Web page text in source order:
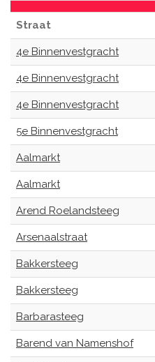
Straat
4e Binnenvestgracht
4e Binnenvestgracht
4e Binnenvestgracht
5e Binnenvestgracht
Aalmarkt
Aalmarkt
Arend Roelandsteeg
Arsenaalstraat
Bakkersteeg
Bakkersteeg
Barbarasteeg
Barend van Namenshof